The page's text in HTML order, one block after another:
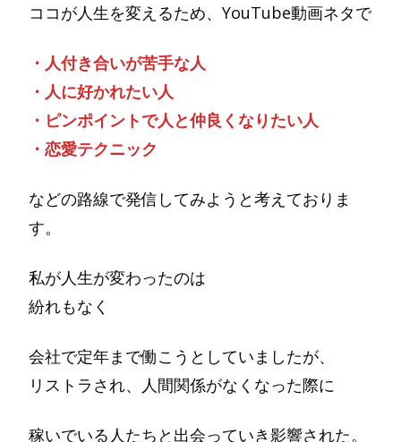
ココが人生を変えるため、YouTube動画ネタで
・人付き合いが苦手な人
・人に好かれたい人
・ピンポイントで人と仲良くなりたい人
・恋愛テクニック
などの路線で発信してみようと考えておりま
す。
私が人生が変わったのは
紛れもなく
会社で定年まで働こうとしていましたが、
リストラされ、人間関係がなくなった際に
稼いでいる人たちと出会っていき影響された。